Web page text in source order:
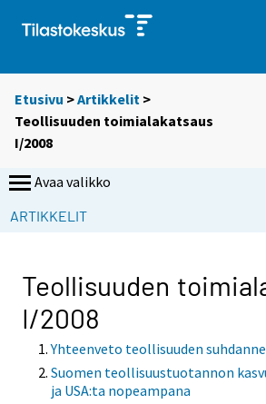
Etusivu >Artikkelit >
Teollisuuden toimialakatsaus
I/2008
Avaa valikko
ARTIKKELIT
Teollisuuden
I/2008
Yhteenveto teollisuuden
Suomen teollisuustuotannon
ja USA:ta nopeampana